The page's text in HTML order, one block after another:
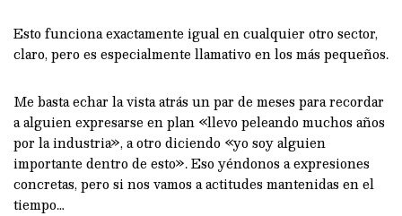
Esto funciona exactamente igual en cualquier otro sector,
claro, pero es especialmente llamativo en los más pequeños.
Me basta echar la vista atrás un par de meses para recordar
a alguien expresarse en plan «llevo peleando muchos años
por la industria», a otro diciendo «yo soy alguien
importante dentro de esto». Eso yéndonos a expresiones
concretas, pero si nos vamos a actitudes mantenidas en el
tiempo…